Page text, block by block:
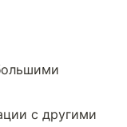
с другими